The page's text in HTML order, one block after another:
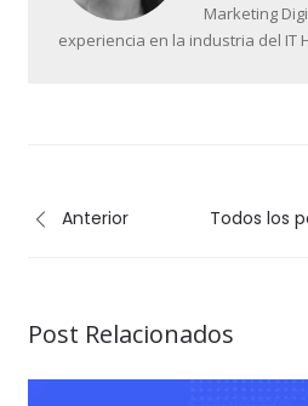
Marketing
experiencia en la industria del IT
Anterior Todos los
Post Relacionados